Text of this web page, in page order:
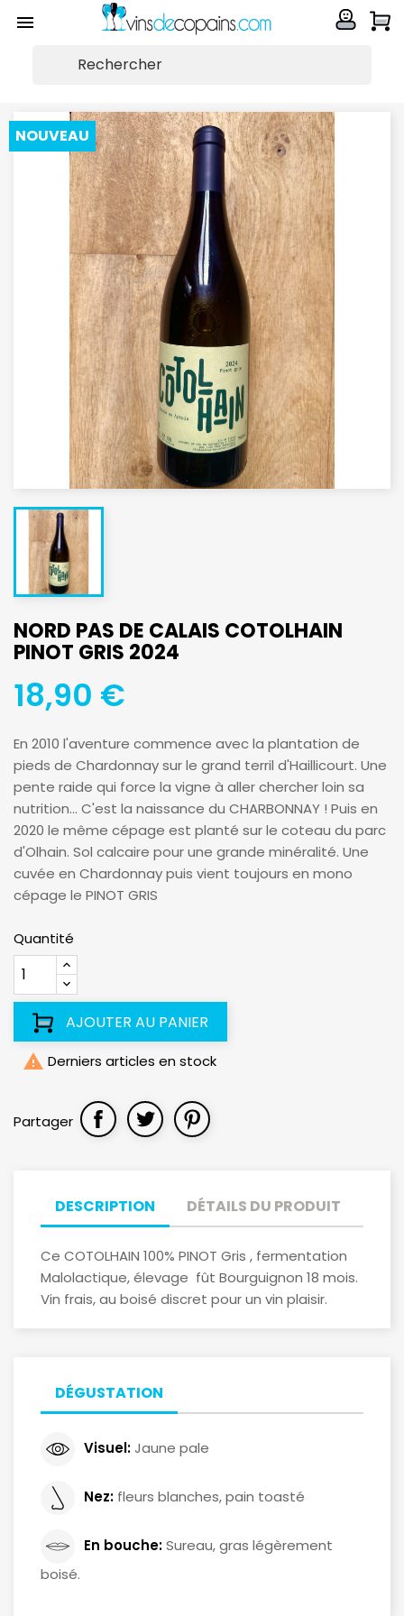

NOUVEAU
NORD PAS DE CALAIS COTOLHAIN
PINOT GRIS 2024
18,90 €
En 2010 l'aventure commence avec la plantation de
pieds de Chardonnay sur le grand terril d'Haillicourt. Une
pente raide qui force la vigne à aller chercher loin sa
nutrition... C'est la naissance du CHARBONNAY ! Puis en
2020 le même cépage est planté sur le coteau du parc
d'Olhain. Sol calcaire pour une grande minéralité. Une
cuvée en Chardonnay puis vient toujours en mono
cépage le PINOT GRIS
Quantité
AJOUTER AU PANIER
 Derniers articles en stock
Partager
DESCRIPTION DÉTAILS DU PRODUIT
Ce COTOLHAIN 100% PINOT Gris , fermentation
Malolactique, élevage fût Bourguignon 18 mois.
Vin frais, au boisé discret pour un vin plaisir.
DÉGUSTATION
Visuel:Jaune pale
Nez: fleurs blanches, pain toasté
En bouche:Sureau, gras légèrement
boisé.